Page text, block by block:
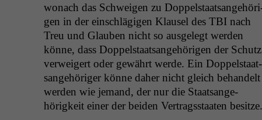
wonach das Schweigen zu
gen in der ein­schlägi­gen Klausel des TBInach
Treu und Glauben nicht so aus­gelegt wer­den
könne, dass Dop­pel­staat­sange­höri­gen der Schutz
ver­weigert oder gewährt werde. Ein Dop­pel­staat­
sange­höriger könne daher nicht gle­ich behan­delt
wer­den wie jemand, der nur die Staat­sange­
hörigkeit ein­er der bei­den Ver­tragsstaat­en besitze.